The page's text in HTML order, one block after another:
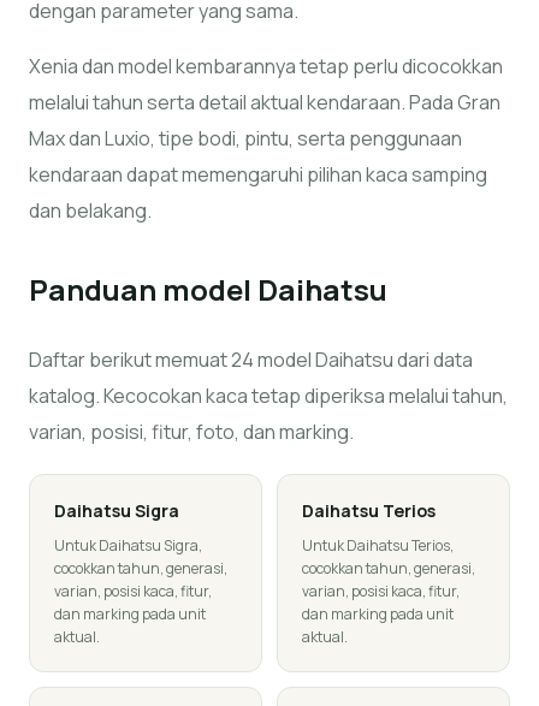
dengan parameter yang sama.
Xenia dan model kembarannya tetap perlu dicocokkan
melalui tahun serta detail aktual kendaraan. Pada Gran
Max dan Luxio, tipe bodi, pintu, serta penggunaan
kendaraan dapat memengaruhi pilihan kaca samping
dan belakang.
Panduan model Daihatsu
Daftar berikut memuat 24 model Daihatsu dari data
katalog. Kecocokan kaca tetap diperiksa melalui tahun,
varian, posisi, fitur, foto, dan marking.
Daihatsu Sigra
Untuk Daihatsu Sigra,
cocokkan tahun, generasi,
varian, posisi kaca, fitur,
dan marking pada unit
aktual.
Daihatsu Terios
Untuk Daihatsu Terios,
cocokkan tahun, generasi,
varian, posisi kaca, fitur,
dan marking pada unit
aktual.